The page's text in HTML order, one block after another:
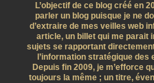
L’objectif de ce blog créé en
parler un blog puisque je ne
d’extraire de mes veilles web
article, un billet qui me parait
sujets se rapportant
l’information stratégique
Depuis fin 2009, je m’efforce
toujours la même ; un titre,